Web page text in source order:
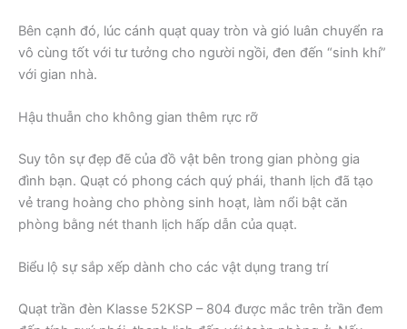
Bên cạnh đó, lúc cánh quạt quay tròn và gió luân chuyển ra
vô cùng tốt với tư tưởng cho người ngồi, đen đến “sinh khí”
với gian nhà.
Hậu thuẫn cho không gian thêm rực rỡ
Suy tôn sự đẹp đẽ của đồ vật bên trong gian phòng gia
đình bạn. Quạt có phong cách quý phái, thanh lịch đã tạo
vẻ trang hoàng cho phòng sinh hoạt, làm nổi bật căn
phòng bằng nét thanh lịch hấp dẫn của quạt.
Biểu lộ sự sắp xếp dành cho các vật dụng trang trí
Quạt trần đèn Klasse 52KSP – 804 được mắc trên trần đem